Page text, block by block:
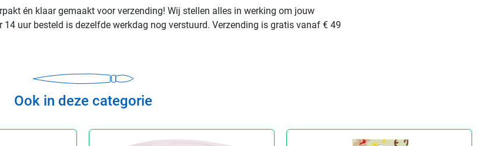
én klaar gemaakt voor verzending! Wij stellen alles in werking om jouw
uur besteld is dezelfde werkdag nog verstuurd. Verzending is gratis vanaf € 49
Ook in deze categorie